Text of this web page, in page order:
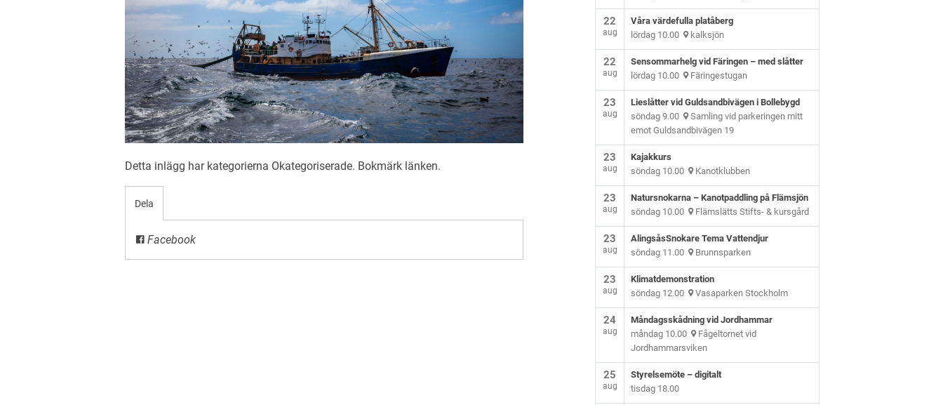
Detta inlägg har kategorierna Okategoriserade. Bokmärk länken.
Dela
Facebook
22
aug
Våra värdefulla platåberg
lördag 10.00 kalksjön
22
aug
Sensommarhelg vid Färingen – med slåtter
lördag 10.00 Färingestugan
23
aug
Lieslåtter vid Guldsandbivägen i Bollebygd
söndag 9.00 Samling vid parkeringen mitt
emot Guldsandbivägen 19
23
aug
Kajakkurs
söndag 10.00 Kanotklubben
23
aug
Natursnokarna – Kanotpaddling på Flämsjön
söndag 10.00 Flämslätts Stifts- & kursgård
23
aug
AlingsåsSnokare Tema Vattendjur
söndag 11.00 Brunnsparken
23
aug
Klimatdemonstration
söndag 12.00 Vasaparken Stockholm
24
aug
Måndagsskådning vid Jordhammar
måndag 10.00 Fågeltornet vid
Jordhammarsviken
25
aug
Styrelsemöte – digitalt
tisdag 18.00